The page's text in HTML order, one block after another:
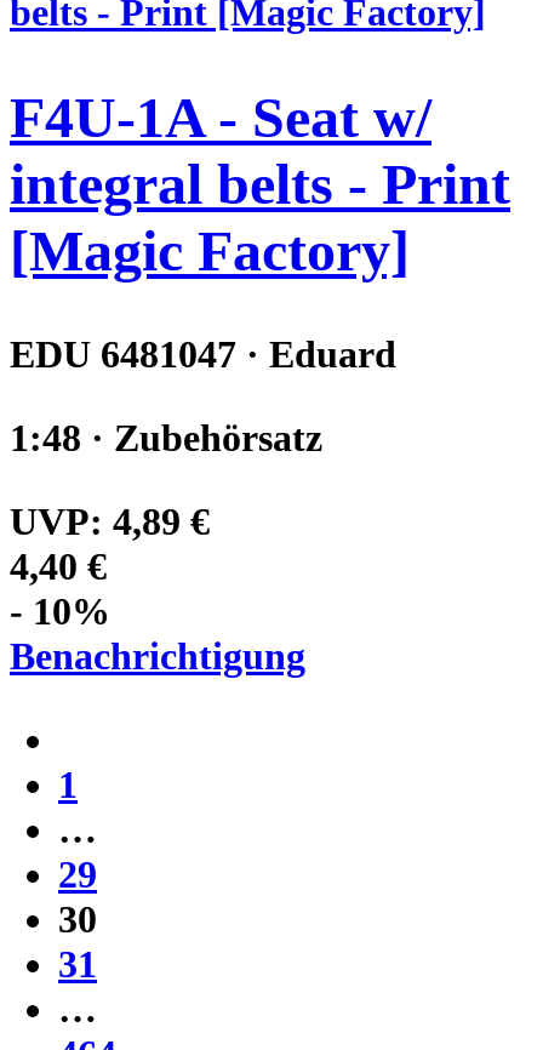
F4U-1A - Seat w/
integral belts - Print
[Magic Factory]
EDU 6481047 · Eduard
1:48 · Zubehörsatz
UVP: 4,89 €
4,40 €
- 10%
Benachrichtigung
1
…
29
30
31
…